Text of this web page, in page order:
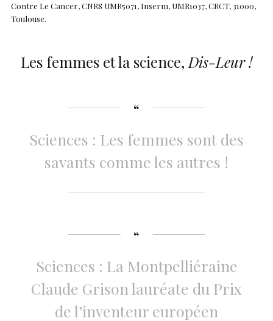
Contre Le Cancer, CNRS UMR5071, Inserm, UMR1037, CRCT, 31000,
Toulouse.
Les femmes et la science, Dis-Leur !
Sciences : Les femmes sont des
savants comme les autres !
Sciences : La Montpelliéraine
Claude Grison lauréate du Prix
de l’inventeur européen